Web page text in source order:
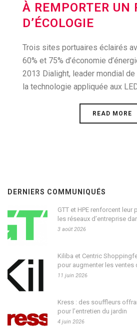
À REMPORTER UN
D’ÉCOLOGIE
Trois sites portuaires éclairés
60% et 75% d’économie
2013 Dialight, leader mondial de
la technologie appliquée aux
READ MORE
DERNIERS COMMUNIQUÉS
GTT et HPE renforcent
les réseaux d’entreprise
3 août 2026
Kiliba et Centric
pour augmenter les
11 juin 2026
Kress : des souffleurs
pour l’entretien du jardin
4 juin 2026